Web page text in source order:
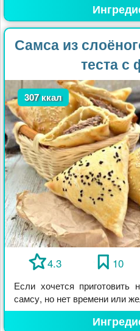
Самса из
теста
307 ккал
4.3 10
Если хочется приготовить
самсу, но нет времени или